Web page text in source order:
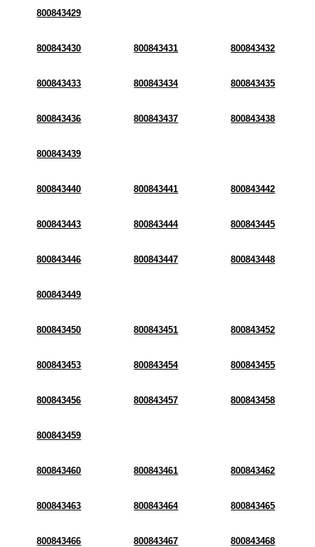
800843429
800843430 800843431 800843432
800843433 800843434 800843435
800843436 800843437 800843438
800843439
800843440 800843441 800843442
800843443 800843444 800843445
800843446 800843447 800843448
800843449
800843450 800843451 800843452
800843453 800843454 800843455
800843456 800843457 800843458
800843459
800843460 800843461 800843462
800843463 800843464 800843465
800843466 800843467 800843468